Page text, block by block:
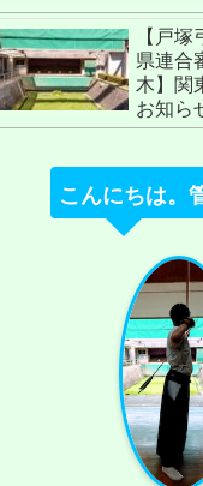
【戸
県連合
木】関
お知ら
こんにちは。